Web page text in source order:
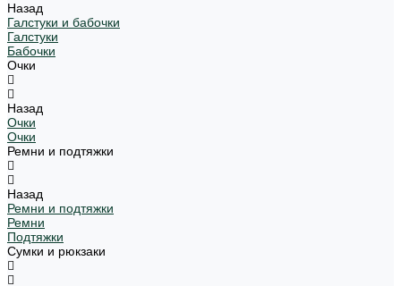
Назад
Галстуки и бабочки
Галстуки
Бабочки
Очки
Назад
Очки
Очки
Ремни и подтяжки
Назад
Ремни и подтяжки
Ремни
Подтяжки
Сумки и рюкзаки